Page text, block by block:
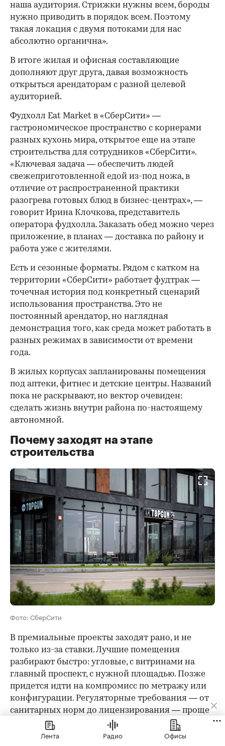
наша аудитория. Стрижки нужны всем, бороды
нужно приводить в порядок всем. Поэтому
такая локация с двумя потоками для нас
абсолютно органична».
В итоге жилая и офисная составляющие
дополняют друг друга, давая возможность
открыться арендаторам с разной целевой
аудиторией.
Фудхолл Eat Market в «СберСити» —
гастрономическое пространство с корнерами
разных кухонь мира, открытое еще на этапе
строительства для сотрудников «СберСити».
«Ключевая задача — обеспечить людей
свежеприготовленной едой из-под ножа, в
отличие от распространенной практики
разогрева готовых блюд в бизнес-центрах», —
говорит Ирина Клочкова, представитель
оператора фудхолла. Заказать обед можно через
приложение, в планах — доставка по району и
работа уже с жителями.
Есть и сезонные форматы. Рядом с катком на
территории «СберСити» работает фудтрак —
точечная история под конкретный сценарий
использования пространства. Это не
постоянный арендатор, но наглядная
демонстрация того, как среда может работать в
разных режимах в зависимости от времени
года.
В жилых корпусах запланированы помещения
под аптеки, фитнес и детские центры. Названий
пока не раскрывают, но вектор очевиден:
сделать жизнь внутри района по-настоящему
автономной.
Почему заходят на этапе
строительства
Фото: СберСити
В премиальные проекты заходят рано, и не
только из-за ставки. Лучшие помещения
разбирают быстро: угловые, с витринами на
главный проспект, с нужной площадью. Позже
придется идти на компромисс по метражу или
конфигурации. Регуляторные требования — от
санитарных норм до лицензирования — проще
выполнить, когда помещение изначально
подбирается под конкретный бизнес, а не
Лента Радио Офисы